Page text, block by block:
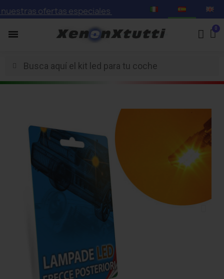
ofertas especiales con descuentos de hasta el 75%